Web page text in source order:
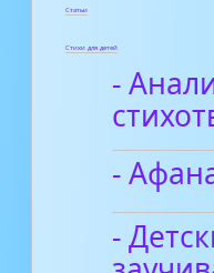
Статьи
Стихи для детей
-
-
-